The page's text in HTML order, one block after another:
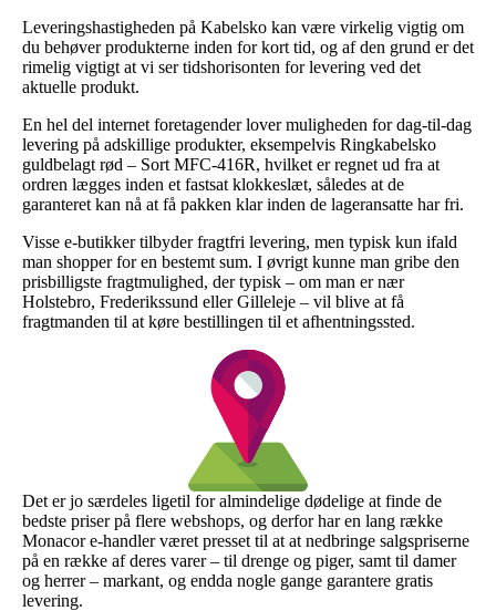
Leveringshastigheden på Kabelsko kan være virkelig vigtig om
du behøver produkterne inden for kort tid, og af den grund er det
rimelig vigtigt at vi ser tidshorisonten for levering ved det
aktuelle produkt.
En hel del internet foretagender lover muligheden for dag-til-dag
levering på adskillige produkter, eksempelvis Ringkabelsko
guldbelagt rød – Sort MFC-416R, hvilket er regnet ud fra at
ordren lægges inden et fastsat klokkeslæt, således at de
garanteret kan nå at få pakken klar inden de lageransatte har fri.
Visse e-butikker tilbyder fragtfri levering, men typisk kun ifald
man shopper for en bestemt sum. I øvrigt kunne man gribe den
prisbilligste fragtmulighed, der typisk – om man er nær
Holstebro, Frederikssund eller Gilleleje – vil blive at få
fragtmanden til at køre bestillingen til et afhentningssted.
Det er jo særdeles ligetil for almindelige dødelige at finde de
bedste priser på flere webshops, og derfor har en lang række
Monacor e-handler været presset til at at nedbringe salgspriserne
på en række af deres varer – til drenge og piger, samt til damer
og herrer – markant, og endda nogle gange garantere gratis
levering.